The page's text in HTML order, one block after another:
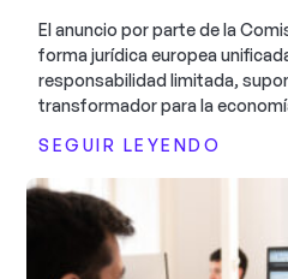
El anuncio por parte de la
forma jurídica europea
responsabilidad limitada,
transformador para la
SEGUIR LEYENDO